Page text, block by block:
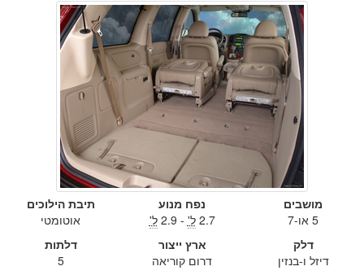
מושבים
5 או-7
נפח מנוע
2.7 ל' - 2.9 ל'
תיבת הילוכים
אוטומטי
דלק
דיזל ו-בנזין
ארץ ייצור
דרום קוריאה
דלתות
5